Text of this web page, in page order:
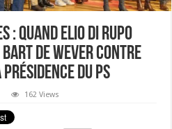
: quand Elio Di Rupo
De Wever contre
du PS
162 Views